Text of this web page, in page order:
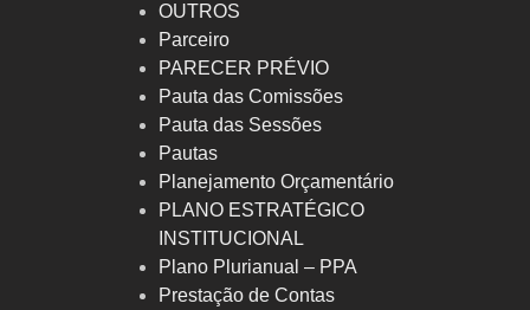
OUTROS
Parceiro
PARECER PRÉVIO
Pauta das Comissões
Pauta das Sessões
Pautas
Planejamento Orçamentário
PLANO ESTRATÉGICO
INSTITUCIONAL
Plano Plurianual – PPA
Prestação de Contas